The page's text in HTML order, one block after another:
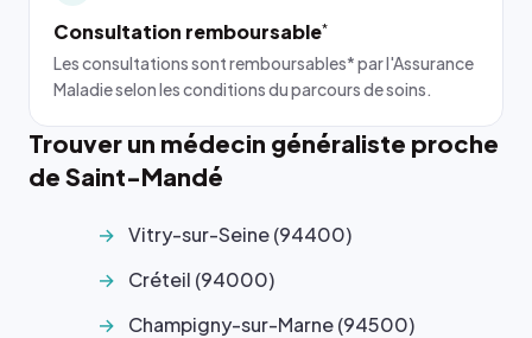
Consultation remboursable*
Les consultations sont remboursables* par l'Assurance
Maladie selon les conditions du parcours de soins.
Trouver un médecin généraliste proche
de Saint-Mandé
Vitry-sur-Seine (94400)
Créteil (94000)
Champigny-sur-Marne (94500)